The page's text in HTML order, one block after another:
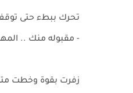
تحرك ببطء حتى
- مقبوله منك ..
زفرت بقوة وخطت